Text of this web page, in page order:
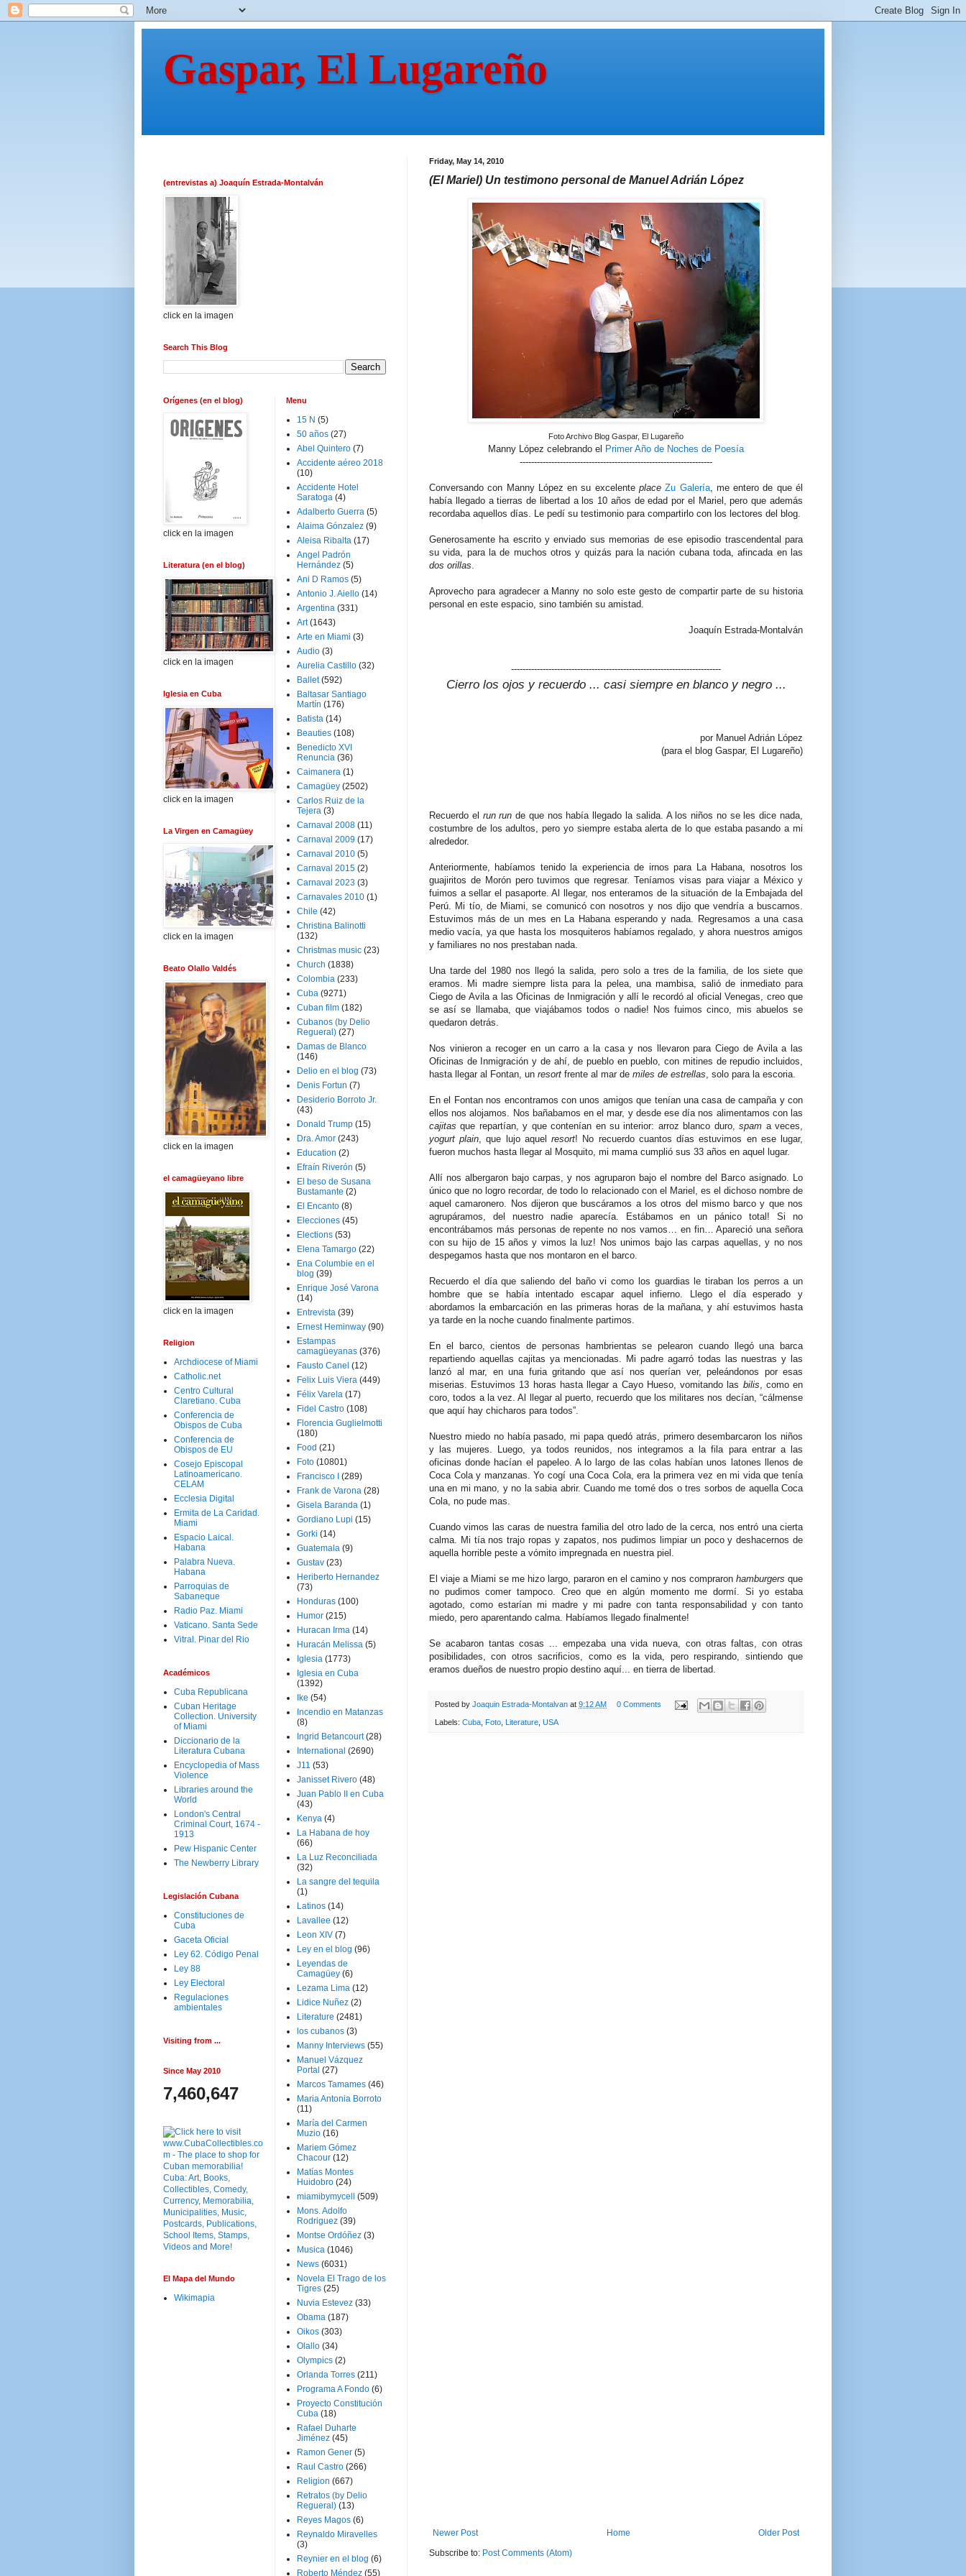
Gaspar, El Lugareño
Friday, May 14, 2010
(El Mariel) Un testimono personal de Manuel Adrián López
Foto Archivo Blog Gaspar, El Lugareño
Manny López celebrando el Primer Año de Noches de Poesía
-------------------------------------------------------------------
Conversando con Manny López en su excelente placeZu Galería, me entero de que él
había llegado a tierras de libertad a los 10 años de edad por el Mariel, pero que además
recordaba aquellos días. Le pedí su testimonio para compartirlo con los lectores del blog.
Generosamente ha escrito y enviado sus memorias de ese episodio trascendental para
su vida, para la de muchos otros y quizás para la nación cubana toda, afincada en las
dos orillas.
Aprovecho para agradecer a Manny no solo este gesto de compartir parte de su historia
personal en este espacio, sino también su amistad.
Joaquín Estrada-Montalván
-------------------------------------------------------------------------
Cierro los ojos y recuerdo ... casi siempre en blanco y negro ...
por Manuel Adrián López
(para el blog Gaspar, El Lugareño)
Recuerdo el run run de que nos había llegado la salida. A los niños no se les dice nada,
costumbre de los adultos, pero yo siempre estaba alerta de lo que estaba pasando a mi
alrededor.
Anteriormente, habíamos tenido la experiencia de irnos para La Habana, nosotros los
guajiritos de Morón pero tuvimos que regresar. Teníamos visas para viajar a México y
fuimos a sellar el pasaporte. Al llegar, nos enteramos de la situación de la Embajada del
Perú. Mi tío, de Miami, se comunicó con nosotros y nos dijo que vendría a buscarnos.
Estuvimos más de un mes en La Habana esperando y nada. Regresamos a una casa
medio vacía, ya que hasta los mosquiteros habíamos regalado, y ahora nuestros amigos
y familiares no nos prestaban nada.
Una tarde del 1980 nos llegó la salida, pero solo a tres de la familia, de los siete que
eramos. Mi madre siempre lista para la pelea, una mambisa, salió de inmediato para
Ciego de Avila a las Oficinas de Inmigración y allí le recordó al oficial Venegas, creo que
se así se llamaba, que viajábamos todos o nadie! Nos fuimos cinco, mis abuelos se
quedaron detrás.
Nos vinieron a recoger en un carro a la casa y nos llevaron para Ciego de Avila a las
Oficinas de Inmigración y de ahí, de pueblo en pueblo, con mitines de repudio incluidos,
hasta llegar al Fontan, un resort frente al mar de miles de estrellas, solo para la escoria.
En el Fontan nos encontramos con unos amigos que tenían una casa de campaña y con
ellos nos alojamos. Nos bañabamos en el mar, y desde ese día nos alimentamos con las
cajitas que repartían, y que contenían en su interior: arroz blanco duro,spam a veces,
yogurt plain, que lujo aquelresort! No recuerdo cuantos días estuvimos en ese lugar,
fueron muchos hasta llegar al Mosquito, mi mama cumplió sus 33 años en aquel lugar.
Allí nos albergaron bajo carpas, y nos agruparon bajo el nombre del Barco asignado. Lo
único que no logro recordar, de todo lo relacionado con el Mariel, es el dichoso nombre de
aquel camaronero. Nos dijeron que buscáramos a los otros del mismo barco y que nos
agrupáramos, del nuestro nadie aparecía. Estábamos en un pánico total! Si no
encontrábamos más personas de repente no nos vamos… en fin… Apareció una señora
con su hijo de 15 años y vimos la luz! Nos unimos bajo las carpas aquellas, y no nos
despegamos hasta que nos montaron en el barco.
Recuerdo el día que saliendo del baño vi como los guardias le tiraban los perros a un
hombre que se había intentado escapar aquel infierno. Llego el día esperado y
abordamos la embarcación en las primeras horas de la mañana, y ahí estuvimos hasta
ya tarde en la noche cuando finalmente partimos.
En el barco, cientos de personas hambrientas se pelearon cuando llegó una barca
repartiendo aquellas cajitas ya mencionadas. Mi padre agarró todas las nuestras y las
lanzó al mar, en una furia gritando que así nos querían ver, peleándonos por esas
miserias. Estuvimos 13 horas hasta llegar a Cayo Hueso, vomitando las bilis, como en
coro, todos a la vez. Al llegar al puerto, recuerdo que los militares nos decían, “cálmense
que aquí hay chicharos para todos”.
Nuestro miedo no había pasado, mi papa quedó atrás, primero desembarcaron los niños
y las mujeres. Luego, ya todos reunidos, nos integramos a la fila para entrar a las
oficinas donde hacían el papeleo. A lo largo de las colas habían unos latones llenos de
Coca Cola y manzanas. Yo cogí una Coca Cola, era la primera vez en mi vida que tenía
una en mi mano, y no la sabia abrir. Cuando me tomé dos o tres sorbos de aquella Coca
Cola, no pude mas.
Cuando vimos las caras de nuestra familia del otro lado de la cerca, nos entró una cierta
calma. Mi tía nos trajo ropas y zapatos, nos pudimos limpiar un poco y deshacernos de
aquella horrible peste a vómito impregnada en nuestra piel.
El viaje a Miami se me hizo largo, pararon en el camino y nos compraron hamburgers que
no pudimos comer tampoco. Creo que en algún momento me dormí. Si yo estaba
agotado, como estarían mi madre y mi padre con tanta responsabilidad y con tanto
miedo, pero aparentando calma. Habíamos llegado finalmente!
Se acabaron tantas cosas ... empezaba una vida nueva, con otras faltas, con otras
posibilidades, con otros sacrificios, como es la vida, pero respirando, sintiendo que
eramos dueños de nuestro propio destino aquí... en tierra de libertad.
Posted by Joaquin Estrada-Montalvan at 9:12 AM 0 Comments
Labels: Cuba Foto Literature USA
Newer Post Older Post
Home
Subscribe to: Post Comments (Atom)
(entrevistas a) Joaquín Estrada-Montalván
click en la imagen
Search This Blog
Orígenes (en el blog)
click en la imagen
Literatura (en el blog)
click en la imagen
Iglesia en Cuba
click en la imagen
La Virgen en Camagüey
click en la imagen
Beato Olallo Valdés
click en la imagen
el camagüeyano libre
click en la imagen
Religion
Archdiocese of Miami
Catholic.net
Centro Cultural
Claretiano. Cuba
Conferencia de
Obispos de Cuba
Conferencia de
Obispos de EU
Cosejo Episcopal
Latinoamericano.
CELAM
Ecclesia Digital
Ermita de La Caridad.
Miami
Espacio Laical.
Habana
Palabra Nueva.
Habana
Parroquias de
Sabaneque
Radio Paz. Miami
Vaticano. Santa Sede
Vitral. Pinar del Rio
Académicos
Cuba Republicana
Cuban Heritage
Collection. University
of Miami
Diccionario de la
Literatura Cubana
Encyclopedia of Mass
Violence
Libraries around the
World
London's Central
Criminal Court, 1674 -
1913
Pew Hispanic Center
The Newberry Library
Legislación Cubana
Constituciones de
Cuba
Gaceta Oficial
Ley 62. Código Penal
Ley 88
Ley Electoral
Regulaciones
ambientales
Visiting from ...
Since May 2010
7,460,647
El Mapa del Mundo
Wikimapia
Menu
15 N (5)
50 años (27)
Abel Quintero (7)
Accidente aéreo 2018
(10)
Accidente Hotel
Saratoga (4)
Adalberto Guerra (5)
Alaima Gónzalez (9)
Aleisa Ribalta (17)
Angel Padrón
Hernández (5)
Ani D Ramos (5)
Antonio J. Aiello (14)
Argentina (331)
Art (1643)
Arte en Miami (3)
Audio (3)
Aurelia Castillo (32)
Ballet (592)
Baltasar Santiago
Martín (176)
Batista (14)
Beauties (108)
Benedicto XVI
Renuncia (36)
Caimanera (1)
Camagüey (2502)
Carlos Ruiz de la
Tejera (3)
Carnaval 2008 (11)
Carnaval 2009 (17)
Carnaval 2010 (5)
Carnaval 2015 (2)
Carnaval 2023 (3)
Carnavales 2010 (1)
Chile (42)
Christina Balinotti
(132)
Christmas music (23)
Church (1838)
Colombia (233)
Cuba (9271)
Cuban film (182)
Cubanos (by Delio
Regueral) (27)
Damas de Blanco
(146)
Delio en el blog (73)
Denis Fortun (7)
Desiderio Borroto Jr.
(43)
Donald Trump (15)
Dra. Amor (243)
Education (2)
Efraín Riverón (5)
El beso de Susana
Bustamante (2)
El Encanto (8)
Elecciones (45)
Elections (53)
Elena Tamargo (22)
Ena Columbie en el
blog (39)
Enrique José Varona
(14)
Entrevista (39)
Ernest Heminway (90)
Estampas
camagüeyanas (376)
Fausto Canel (12)
Felix Luis Viera (449)
Félix Varela (17)
Fidel Castro (108)
Florencia Guglielmotti
(180)
Food (21)
Foto (10801)
Francisco I
(289)
Frank de Varona (28)
Gisela Baranda (1)
Gordiano Lupi (15)
Gorki (14)
Guatemala (9)
Gustav (23)
Heriberto Hernandez
(73)
Honduras (100)
Humor (215)
Huracan Irma (14)
Huracán Melissa (5)
Iglesia (1773)
Iglesia en Cuba
(1392)
Ike (54)
Incendio en Matanzas
(8)
Ingrid Betancourt (28)
International (2690)
J11 (53)
Janisset Rivero (48)
Juan Pablo II en Cuba
(43)
Kenya (4)
La Habana de hoy
(66)
La Luz Reconciliada
(32)
La sangre del tequila
(1)
Latinos (14)
Lavallee (12)
Leon XIV (7)
Ley en el blog (96)
Leyendas de
Camagüey (6)
Lezama Lima (12)
Lidice Nuñez (2)
Literature (2481)
los cubanos (3)
Manny Interviews (55)
Manuel Vázquez
Portal (27)
Marcos Tamames (46)
Maria Antonia Borroto
(11)
María del Carmen
Muzio (16)
Mariem Gómez
Chacour (12)
Matías Montes
Huidobro (24)
miamibymycell
(509)
Mons. Adolfo
Rodriguez (39)
Montse Ordóñez (3)
Musica (1046)
News (6031)
Novela El Trago de los
Tigres (25)
Nuvia Estevez (33)
Obama (187)
Oikos (303)
Olallo (34)
Olympics (2)
Orlanda Torres (211)
Programa A Fondo (6)
Proyecto Constitución
Cuba (18)
Rafael Duharte
Jiménez (45)
Ramon Gener (5)
Raul Castro (266)
Religion (667)
Retratos (by Delio
Regueral) (13)
Reyes Magos (6)
Reynaldo Miravelles
(3)
Reynier en el blog (6)
Roberto Méndez (55)